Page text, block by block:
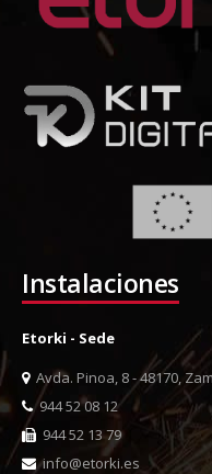
Instalaciones
Etorki - Sede
Avda. Pinoa, 8 - 48170,
944 52 08 12
944 52 13 79
info@etorki.es